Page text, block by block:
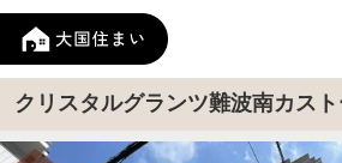
クリスタルグランツ難波南カス